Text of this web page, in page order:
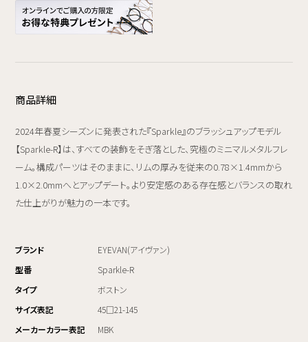
商品詳細
2024年春夏シーズンに発表された『Sparkle』のブラッシュアップモデル
【Sparkle-R】は、すべての装飾をそぎ落とした、究極のミニマルメタルフレ
ーム。構成パーツはそのままに、リムの厚みを従来の0.78×1.4mmから
1.0×2.0mmへとアップデート。より安定感のある存在感とバランスの取れ
た仕上がりが魅力の一本です。
ブランド
EYEVAN(アイヴァン)
型番
Sparkle-R
タイプ
ボストン
サイズ表記
45□21-145
メーカーカラー表記
MBK